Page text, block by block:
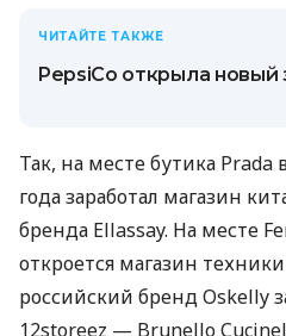
ЧИТАЙТЕ ТАКЖЕ
PepsiCo открыла новый
Так, на месте бутика Prada
года заработал магазин
бренда Ellassay. На месте
откроется магазин
российский бренд Oskelly
12storeez — Brunello